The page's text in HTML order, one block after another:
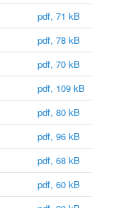
pdf, 71 kB
pdf, 78 kB
pdf, 70 kB
pdf, 109 kB
pdf, 80 kB
pdf, 96 kB
pdf, 68 kB
pdf, 60 kB